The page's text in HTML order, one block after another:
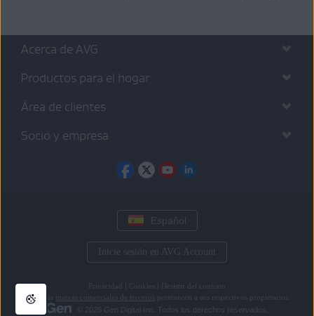
Acerca de AVG
Productos para el hogar
Área de clientes
Socio y empresa
Español
Inicie sesión en AVG Account
Privacidad Cookies
Desistir del contrato
Todas las
marcas comerciales de terceros
pertenecen a sus respectivos propietarios.
© 2026 Gen Digital Inc. Todos los derechos reservados.